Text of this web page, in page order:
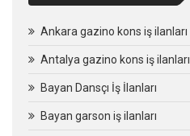
Ankara gazino kons iş ilanları
Antalya gazino kons iş ilanları
Bayan Dansçı İş İlanları
Bayan garson iş ilanları